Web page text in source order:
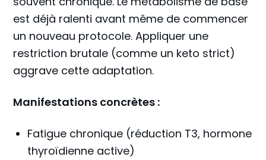
est déjà ralenti avant même de commencer
un nouveau protocole. Appliquer une
restriction brutale (comme un keto strict)
aggrave cette adaptation.
Manifestations concrètes :
Fatigue chronique (réduction T3, hormone
thyroïdienne active)